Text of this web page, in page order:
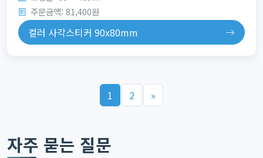
주문금액: 81,400원
컬러 사각스티커 90x80mm
1 2 »
자주 묻는 질문